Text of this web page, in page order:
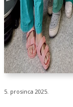
5. prosinca 2025.